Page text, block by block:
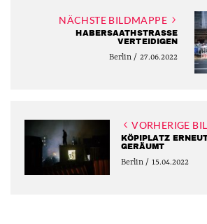
NÄCHSTE BILDMAPPE
HABERSAATHSTRASSE V
ERTEIDIGEN
Berlin / 27.06.2022
VORHERIGE
KÖPIPLATZ
GERÄUMT
Berlin / 15.04.2022